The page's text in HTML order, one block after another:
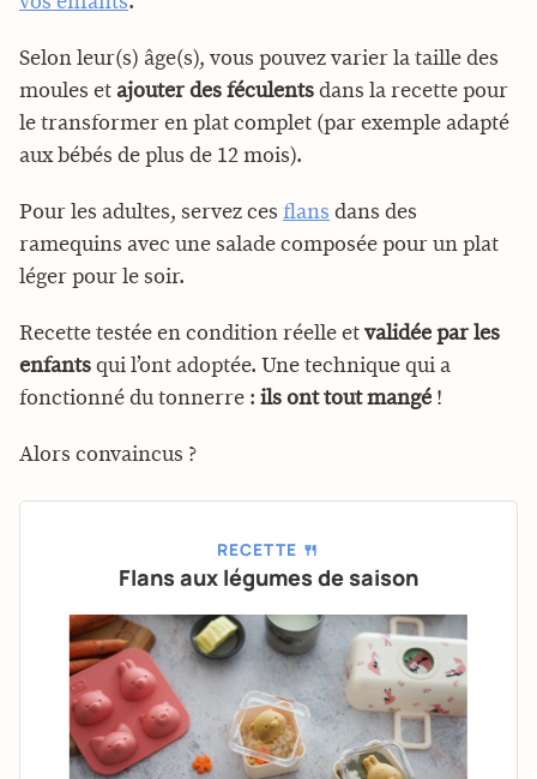
Selon leur(s) âge(s), vous pouvez varier la taille des
moules et ajouter des féculents dans la recette pour
le transformer en plat complet (par exemple adapté
aux bébés de plus de 12 mois).
Pour les adultes, servez ces flans dans des
ramequins avec une salade composée pour un plat
léger pour le soir.
Recette testée en condition réelle et validée par les
enfants qui l’ont adoptée. Une technique qui a
fonctionné du tonnerre : ils ont tout mangé !
Alors convaincus ?
RECETTE 🍴
Flans aux légumes de saison